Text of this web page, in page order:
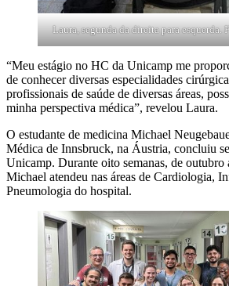
Laura, segunda da direita para esquerda.
“Meu estágio no HC da Unicamp me
de conhecer diversas especialidades
profissionais de saúde de diversas áreas,
minha perspectiva médica”, revelou Laura.
O estudante de medicina Michael
Médica de Innsbruck, na Áustria, concluiu
Unicamp. Durante oito semanas, de outubro
Michael atendeu nas áreas de Cardiologia,
Pneumologia do hospital.